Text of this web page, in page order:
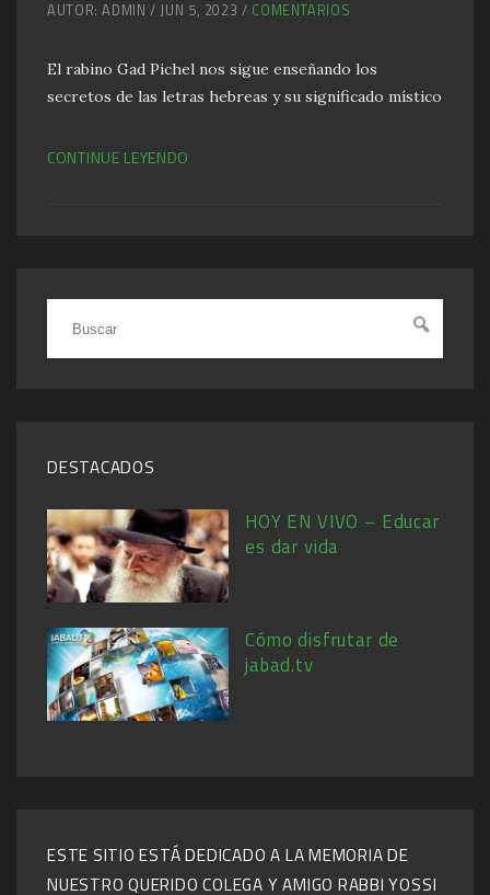
AUTOR: ADMIN / JUN 5, 2023 / COMENTARIOS
El rabino Gad Pichel nos sigue enseñando los
secretos de las letras hebreas y su significado místico
CONTINUE LEYENDO
DESTACADOS
HOY EN VIVO – Educar
es dar vida
Cómo disfrutar de
jabad.tv
ESTE SITIO ESTÁ DEDICADO A LA MEMORIA DE
NUESTRO QUERIDO COLEGA Y AMIGO RABBI YOSSI